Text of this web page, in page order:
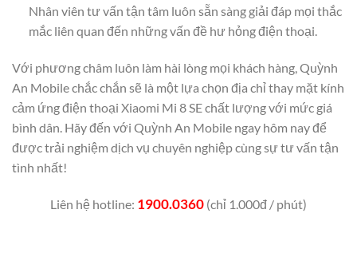
Nhân viên tư vấn tận tâm luôn sẵn sàng giải đáp mọi thắc
mắc liên quan đến những vấn đề hư hỏng điện thoại.
Với phương châm luôn làm hài lòng mọi khách hàng, Quỳnh
An Mobile chắc chắn sẽ là một lựa chọn địa chỉ thay mặt kính
cảm ứng điện thoại Xiaomi Mi 8 SE chất lượng với mức giá
bình dân. Hãy đến với Quỳnh An Mobile ngay hôm nay để
được trải nghiệm dịch vụ chuyên nghiệp cùng sự tư vấn tận
tình nhất!
Liên hệ hotline: 1900.0360 (chỉ 1.000đ / phút)